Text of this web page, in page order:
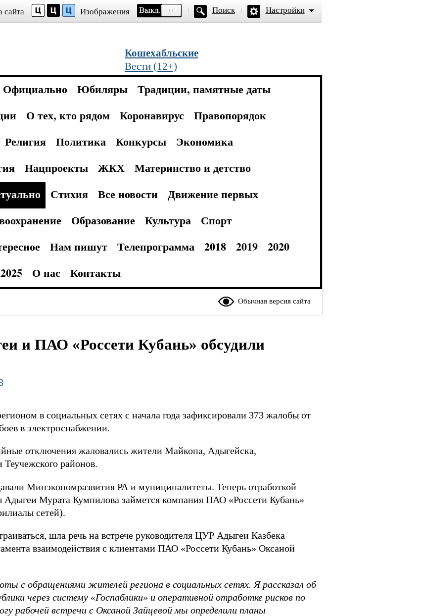
сайта Изображения Поиск Настройки
Кошехабльские
Вести (12+)
Официально Юбиляры
Традиции, памятные даты
О тех, кто рядом Коронавирус
Правопорядок
Религия Политика Конкурсы
Экономика
Нацпроекты ЖКХ
Материнство и детство
Стихия Все новости
Движение первых
Образование Культура
Спорт
Нам пишут Телепрограмма 2018 2019
2020
2025 О нас Контакты
Обычная версия сайта
и ПАО «Россети Кубань» обсудили
в социальных сетях с начала года зафиксировали 373 жалобы от
в электроснабжении.
отключения жаловались жители Майкопа, Адыгейска,
районов.
Минэкономразвития РА и муниципалитеты. Теперь отработкой
Мурата Кумпилова займется компания ПАО «Россети Кубань»
сетей).
шла речь на встрече руководителя ЦУР Адыгеи Казбека
взаимодействия с клиентами ПАО «Россети Кубань» Оксаной
с обращениями жителей регионав социальных сетях. Я рассказал об
через систему «Госпаблики» и оперативной отработкерисковпо
рабочей встречи с Оксаной Зайцевой мы определили планы